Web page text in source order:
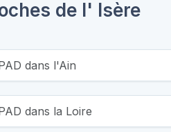
de l' Isère
dans l'Ain
dans la Loire